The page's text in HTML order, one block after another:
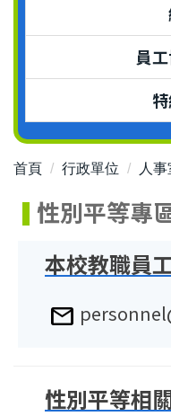
員
首頁 行政單位 人事
性別平等專
本校教職員
mail
性別平等相